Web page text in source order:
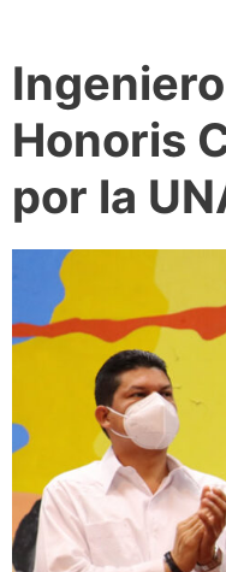
Honoris
por la